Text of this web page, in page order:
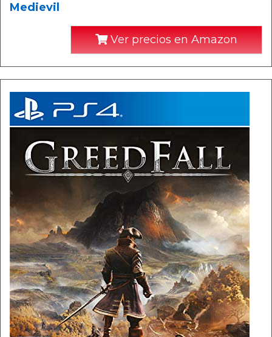
Medievil
Ver precios en Amazon